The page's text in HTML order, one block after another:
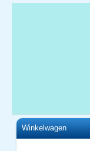
Winkelwagen